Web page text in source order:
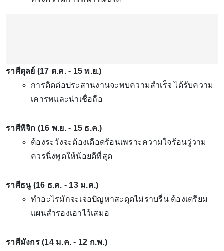
ราศีตุลย์ (17 ต.ค. - 15 พ.ย.)
การติดต่อประสานงานจะพบความสำเร็จ ได้รับความ
เคารพและน่าเชื่อถือ
ราศีพิจิก (16 พ.ย. - 15 ธ.ค.)
ต้องระวังจะต้องเดือดร้อนเพราะความใจร้อนวู่วาม
ควรนิ่งพูดให้น้อยดีที่สุด
ราศีธนู (16 ธ.ค. - 13 ม.ค.)
ทำอะไรมักจะเจอปัญหาสะดุดไม่ราบรื่น ต้องเตรียม
แผนสำรองเอาไว้เสมอ
ราศีมังกร (14 ม.ค. - 12 ก.พ.)